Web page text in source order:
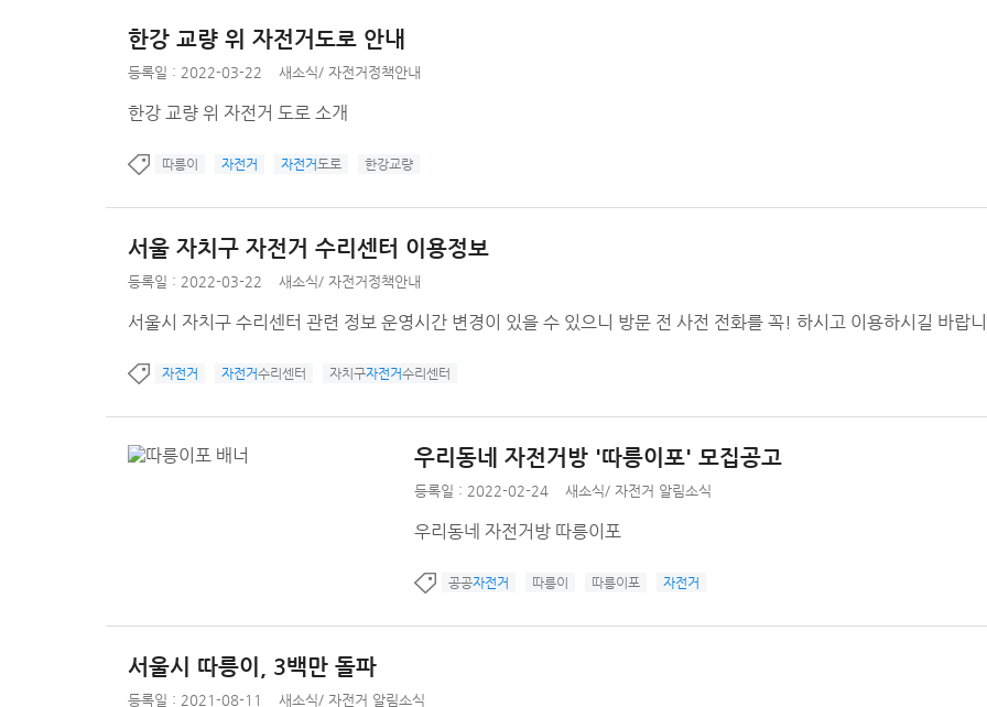
한강 교량 위 자전거도로 안내
등록일 : 2022-03-22 새소식/ 자전거정책안내
한강 교량 위 자전거 도로 소개
따릉이 자전거 자전거도로 한강교량
서울 자치구 자전거 수리센터 이용정보
등록일 : 2022-03-22 새소식/ 자전거정책안내
서울시 자치구 수리센터 관련 정보 운영시간 변경이 있을 수 있으니 방문 전 사전 전화를 꼭! 하시고 이용하시길 바랍
자전거 자전거수리센터 자치구자전거수리센터
우리동네 자전거방 '따릉이포' 모집공고
등록일 : 2022-02-24 새소식/ 자전거 알림소식
우리동네 자전거방 따릉이포
공공자전거 따릉이 따릉이포 자전거
서울시 따릉이, 3백만 돌파
등록일 : 2021-08-11 새소식/ 자전거 알림소식